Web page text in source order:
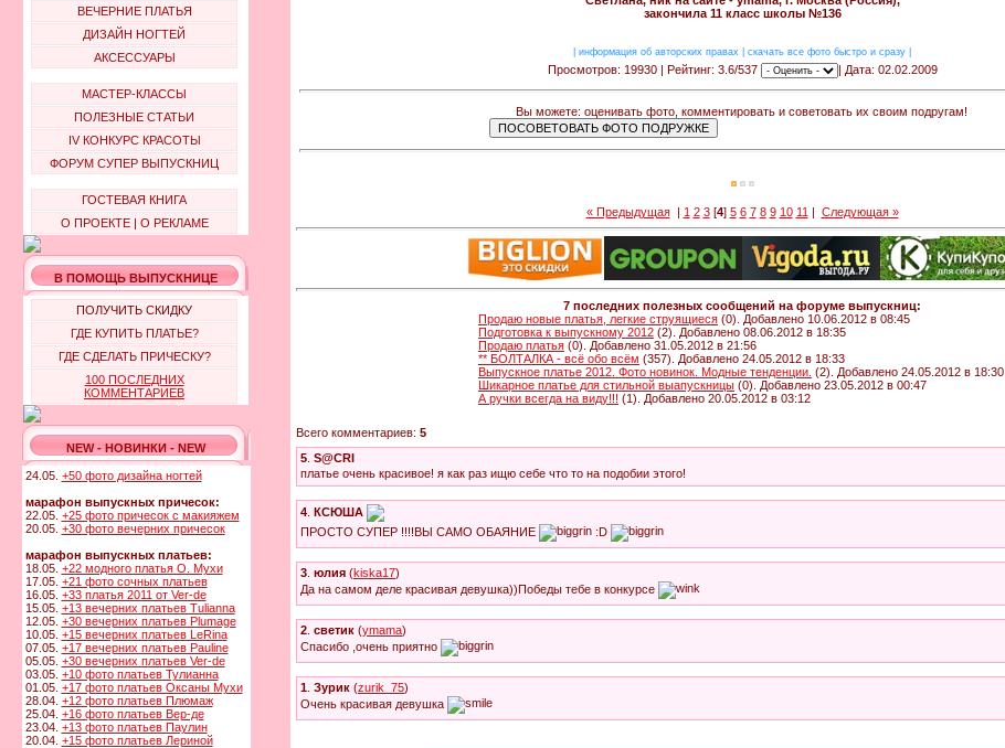
ВЕЧЕРНИЕ ПЛАТЬЯ
ДИЗАЙН НОГТЕЙ
АКСЕССУАРЫ
МАСТЕР-КЛАССЫ
ПОЛЕЗНЫЕ СТАТЬИ
IV КОНКУРС КРАСОТЫ
ФОРУМ СУПЕР ВЫПУСКНИЦ
ГОСТЕВАЯ КНИГА
О ПРОЕКТЕ| О РЕКЛАМЕ
В ПОМОЩЬ ВЫПУСКНИЦЕ
ПОЛУЧИТЬ СКИДКУ
ГДЕ КУПИТЬ ПЛАТЬЕ?
ГДЕ СДЕЛАТЬ ПРИЧЕСКУ?
100 ПОСЛЕДНИХ
КОММЕНТАРИЕВ
NEW - НОВИНКИ - NEW
24.05. +50 фото дизайна ногтей
марафон выпускных причесок:
22.05. +25 фото причесок с макияжем
20.05. +30 фото вечерних причесок
марафон выпускных платьев:
18.05. +22 модного платья О. Мухи
17.05. +21 фото сочных платьев
16.05. +33 платья 2011 от Ver-de
15.05. +13 вечерних платьев Tulianna
12.05. +30 вечерних платьев Plumage
10.05. +15 вечерних платьев LeRina
07.05. +17 вечерних платьев Pauline
05.05. +30 вечерних платьев Ver-de
03.05. +10 фото платьев Тулианна
01.05. +17 фото платьев Оксаны Мухи
28.04. +12 фото платьев Плюмаж
25.04. +16 фото платьев Вер-де
23.04. +13 фото платьев Паулин
20.04. +15 фото платьев Лериной
закончила 11 класс школы №136
информация об авторских правах скачать все фото быстро и сразу
Просмотров: 19930 | Рейтинг: 3.6/537 | Дата: 02.02.2009
Вы можете: оценивать фото, комментировать и советовать их своим подругам!
« Предыдущая| 1 2 3[4] 5 6 7 8 9 10 11 | Следующая »
7 последних полезных сообщений на форуме выпускниц:
Продаю новые платья, легкие струящиеся (0). Добавлено 10.06.2012 в 08:45
Подготовка к выпускному 2012 (2). Добавлено 08.06.2012 в 18:35
Продаю платья (0). Добавлено 31.05.2012 в 21:56
** БОЛТАЛКА - всё обо всём (357). Добавлено 24.05.2012 в 18:33
Выпускное платье 2012. Фото новинок. Модные тенденции. (2). Добавлено 24.05.2012 в 18:30
Шикарное платье для стильной выапускницы (0). Добавлено 23.05.2012 в 00:47
А ручки всегда на виду!!! (1). Добавлено 20.05.2012 в 03:12
Всего комментариев: 5
5 S@CRI
платье очень красивое! я как раз ищю себе что то на подобии этого!
4 КСЮША
ПРОСТО СУПЕР !!!!ВЫ САМО ОБАЯНИЕ
:D
3 юлия (kiska17)
Да на самом деле красивая девушка))Победы тебе в конкурсе
2 светик (ymama)
Спасибо ,очень приятно
1 Зурик (zurik_75)
Очень красивая девушка